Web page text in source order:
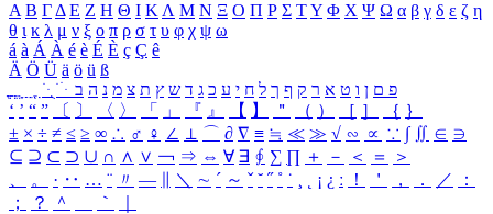
Α Β ΓΔ Ε Ζ Η Θ Ι ΚΛ Μ Ν Ξ Ο Π Ρ Σ ΤΥ Φ Χ Ψ Ω α β γ δ ε ζ η
θ ι κ λ μ ν ξ ο π ρ σ τ υ φ χ ψ ω
á à Á À é è É È ç Ç ê
Ä Ö Ü ä ö ü ß
ִֶֹ ֻּ ׁׂ פ ם ן ו ט א ר ק ף ך ל ח י ע כ ג ד ש ץ ת צ מ נ ה ב
‘ ’ “ ” 〔 〕 〈 〉 「 」 『 』 【 】 ＂ （ ） ［ ］ ｛ ｝
± × ÷ ≠ ≤ ≥ ∞ ∴ ♂ ♀ ∠ ⊥ ⌒ ∂ ∇ ≡ ≒ ≪ ≫ √ ∽ ∝ ∵ ∫ ∬ ∈ ∋
⊆ ⊇ ⊂ ⊃ ∪ ∩ ∧ ∨ ￢ ⇒ ⇔ ∀ ∃ ∮ ∑ ∏ ＋ － ＜ ＝
＞
、
。 · ‥ … ¨ 〃 ― ＼ ∼ ´ ～ ˇ ˘ ˝ ˚ ˙ ¸ ¡ ¿ ː ！ ＇ ， ． ／
：
；
？ ＾ ｀